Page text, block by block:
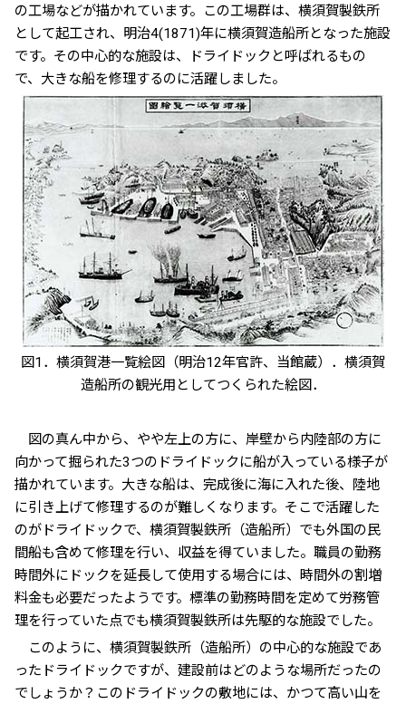
の工場などが描かれています。この工場群は、横須賀製鉄所
として起工され、明治4(1871)年に横須賀造船所となった施設
です。その中心的な施設は、ドライドックと呼ばれるもの
で、大きな船を修理するのに活躍しました。
図1．横須賀港一覧絵図（明治12年官許、当館蔵）．横須賀
造船所の観光用としてつくられた絵図．
図の真ん中から、やや左上の方に、岸壁から内陸部の方に
向かって掘られた3つのドライドックに船が入っている様子が
描かれています。大きな船は、完成後に海に入れた後、陸地
に引き上げて修理するのが難しくなります。そこで活躍した
のがドライドックで、横須賀製鉄所（造船所）でも外国の民
間船も含めて修理を行い、収益を得ていました。職員の勤務
時間外にドックを延長して使用する場合には、時間外の割増
料金も必要だったようです。標準の勤務時間を定めて労務管
理を行っていた点でも横須賀製鉄所は先駆的な施設でした。
このように、横須賀製鉄所（造船所）の中心的な施設であ
ったドライドックですが、建設前はどのような場所だったの
でしょうか？このドライドックの敷地には、かつて高い山を